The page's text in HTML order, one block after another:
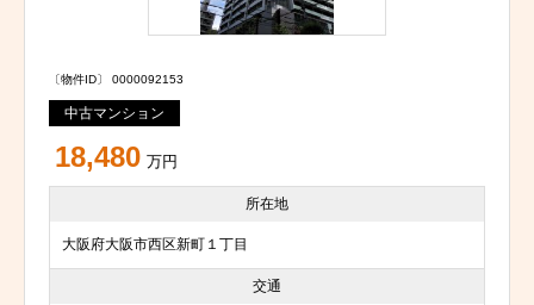
〔物件ID〕 0000092153
中古マンション
18,480 万円
所在地
大阪府大阪市西区新町１丁目
交通